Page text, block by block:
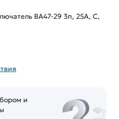
ВА47-29 3п, 25А, C,
и